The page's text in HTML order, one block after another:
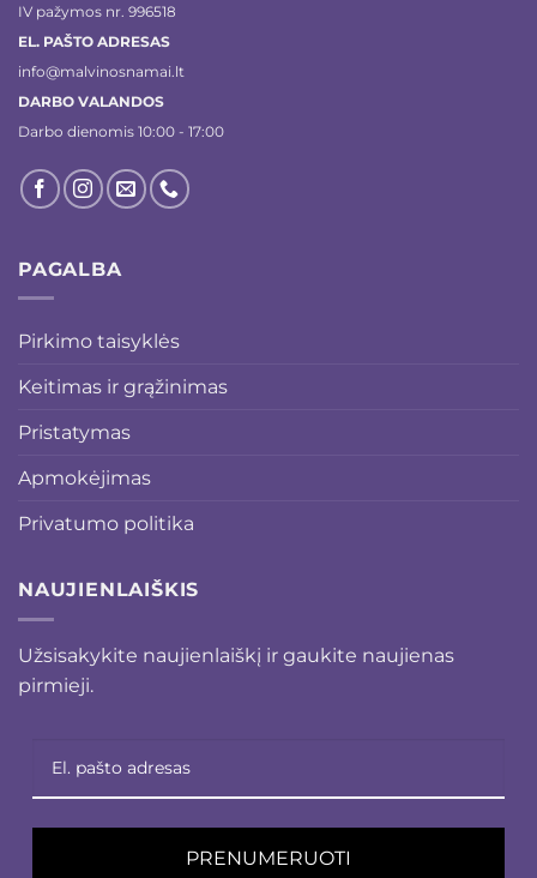
IV pažymos nr. 996518
EL. PAŠTO ADRESAS
info@malvinosnamai.lt
DARBO VALANDOS
Darbo dienomis 10:00 - 17:00
PAGALBA
Pirkimo taisyklės
Keitimas ir grąžinimas
Pristatymas
Apmokėjimas
Privatumo politika
NAUJIENLAIŠKIS
Užsisakykite naujienlaiškį ir gaukite naujienas
pirmieji.
PRENUMERUOTI